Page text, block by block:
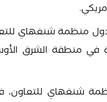
دول منظمة شنغهاي
في منطقة الشرق
للتعاون، في